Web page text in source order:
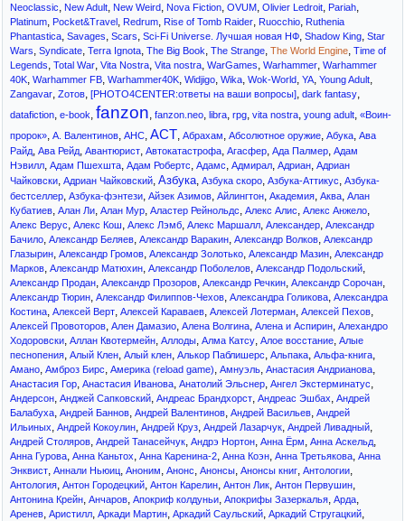
Neoclassic, New Adult, New Weird, Nova Fiction, OVUM, Olivier Ledroit, Pariah,
Platinum, Pocket&Travel, Redrum, Rise of Tomb Raider, Ruocchio, Ruthenia
Phantastica, Savages, Scars, Sci-Fi Universe. Лучшая новая НФ, Shadow King, Star
Wars, Syndicate, Terra Ignota, The Big Book, The Strange, The World Engine, Time of
Legends, Total War, Vita Nostra, Vita nostra, WarGames, Warhammer, Warhammer
40K, Warhammer FB, Warhammer40K, Widjigo, Wika, Wok-World, YA, Young Adult,
Zangavar, Zотов, [PHOTO4CENTER:ответы на ваши вопросы], dark fantasy,
datafiction, e-book, fanzon, fanzon.neo, libra, rpg, vita nostra, young adult, «Воин-
пророк», А. Валентинов, АНС, АСТ, Абрахам, Абсолютное оружие, Абука, Ава
Райд, Ава Рейд, Авантюрист, Автокатастрофа, Агасфер, Ада Палмер, Адам
Нэвилл, Адам Пшехшта, Адам Робертс, Адамс, Адмирал, Адриан, Адриан
Чайковски, Адриан Чайковский, Азбука, Азбука скоро, Азбука-Аттикус, Азбука-
бестселлер, Азбука-фэнтези, Айзек Азимов, Айлингтон, Академия, Аква, Алан
Кубатиев, Алан Ли, Алан Мур, Аластер Рейнольдс, Алекс Алис, Алекс Анжело,
Алекс Верус, Алекс Кош, Алекс Лэмб, Алекс Маршалл, Александер, Александр
Бачило, Александр Беляев, Александр Варакин, Александр Волков, Александр
Глазырин, Александр Громов, Александр Золотько, Александр Мазин, Александр
Марков, Александр Матюхин, Александр Поболелов, Александр Подольский,
Александр Продан, Александр Прозоров, Александр Речкин, Александр Сорочан,
Александр Тюрин, Александр Филиппов-Чехов, Александра Голикова, Александра
Костина, Алексей Верт, Алексей Караваев, Алексей Лотерман, Алексей Пехов,
Алексей Провоторов, Ален Дамазио, Алена Волгина, Алена и Аспирин, Алехандро
Ходоровски, Аллан Квотермейн, Аллоды, Алма Катсу, Алое восстание, Алые
песнопения, Алый Клен, Алый клен, Алькор Паблишерс, Альпака, Альфа-книга,
Амано, Амброз Бирс, Америка (reload game), Амнуэль, Анастасия Андрианова,
Анастасия Гор, Анастасия Иванова, Анатолий Эльснер, Ангел Экстерминатус,
Андерсон, Анджей Сапковский, Андреас Брандхорст, Андреас Эшбах, Андрей
Балабуха, Андрей Баннов, Андрей Валентинов, Андрей Васильев, Андрей
Ильиных, Андрей Кокоулин, Андрей Круз, Андрей Лазарчук, Андрей Ливадный,
Андрей Столяров, Андрей Танасейчук, Андрэ Нортон, Анна Ёрм, Анна Аскельд,
Анна Гурова, Анна Каньтох, Анна Каренина-2, Анна Коэн, Анна Третьякова, Анна
Энквист, Аннали Ньюиц, Аноним, Анонс, Анонсы, Анонсы книг, Антологии,
Антология, Антон Городецкий, Антон Карелин, Антон Лик, Антон Первушин,
Антонина Крейн, Анчаров, Апокриф колдуньи, Апокрифы Зазеркалья, Арда,
Аренев, Аристилл, Аркади Мартин, Аркадий Саульский, Аркадий Стругацкий,